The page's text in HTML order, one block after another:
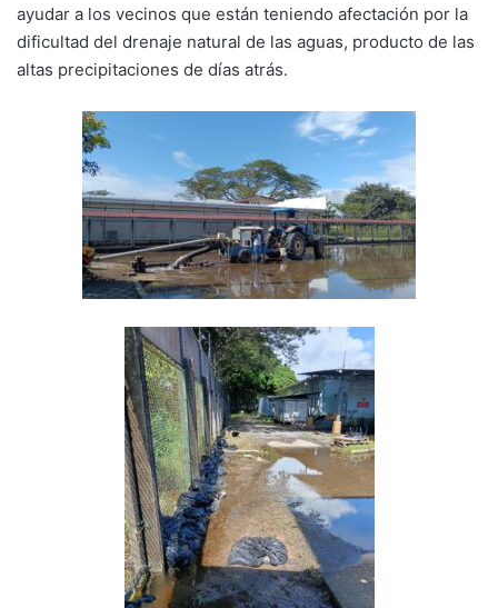
ayudar a los vecinos que están teniendo afectación por la
dificultad del drenaje natural de las aguas, producto de las
altas precipitaciones de días atrás.